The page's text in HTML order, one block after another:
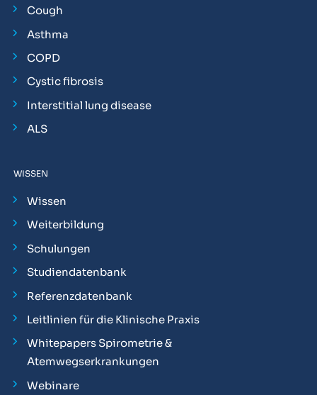
Cough
Asthma
COPD
Cystic fibrosis
Interstitial lung disease
ALS
WISSEN
Wissen
Weiterbildung
Schulungen
Studiendatenbank
Referenzdatenbank
Leitlinien für die Klinische Praxis
Whitepapers Spirometrie &
Atemwegserkrankungen
Webinare